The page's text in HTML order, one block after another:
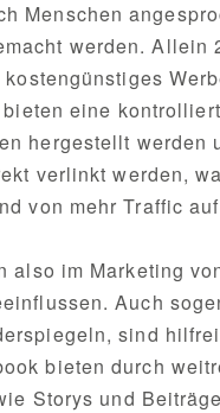
Menschen
werden.
eine
hergestellt
verlinkt werden,
von mehr Traffic
also im Marketing
Auch
sind
bieten durch
Storys und